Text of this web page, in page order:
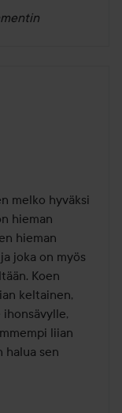
melko hyväksi
hieman
hieman
joka on myös
Koen
keltainen,
liian
halua sen